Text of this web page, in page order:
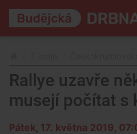
Rallye uzavře
musejí počítat s
Pátek, 17. května 2019,